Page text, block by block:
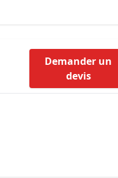
Demander un
devis